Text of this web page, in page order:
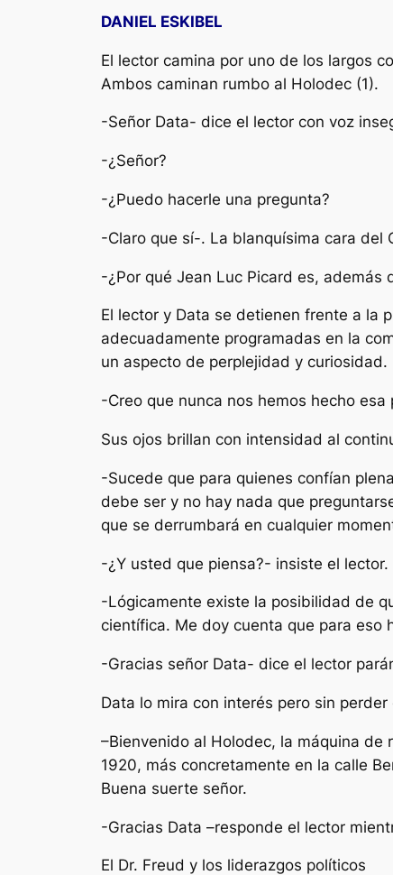
DANIEL ESKIBEL
El lector camina por uno de los largos
Ambos caminan rumbo al Holodec (1).
-Señor Data- dice el lector con voz
-¿Señor?
-¿Puedo hacerle una pregunta?
-Claro que sí-. La blanquísima cara del
-¿Por qué Jean Luc Picard es,
El lector y Data se detienen frente a la
adecuadamente programadas en la
un aspecto de perplejidad y curiosidad.
-Creo que nunca nos hemos hecho
Sus ojos brillan con intensidad al
-Sucede que para quienes confían
debe ser y no hay nada que
que se derrumbará en cualquier
-¿Y usted que piensa?- insiste el lector.
-Lógicamente existe la posibilidad de
científica. Me doy cuenta que para eso
-Gracias señor Data- dice el lector
Data lo mira con interés pero sin
–Bienvenido al Holodec, la máquina
1920, más concretamente en la calle
Buena suerte señor.
-Gracias Data –responde el lector
El Dr. Freud y los liderazgos políticos